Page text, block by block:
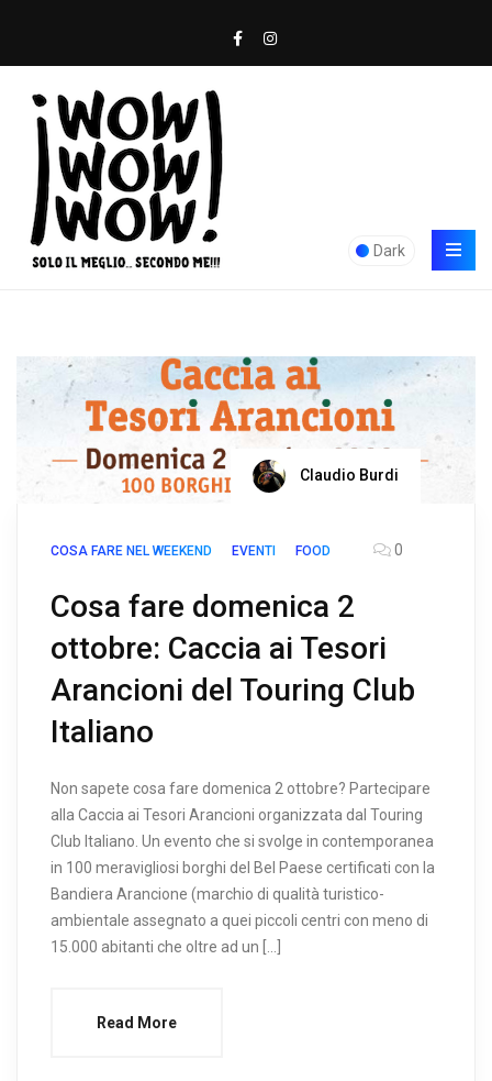
Dark
Claudio Burdi
COSA FARE NEL WEEKEND EVENTI FOOD 0
Cosa fare domenica 2
ottobre: Caccia ai Tesori
Arancioni del Touring Club
Italiano
Non sapete cosa fare domenica 2 ottobre? Partecipare
alla Caccia ai Tesori Arancioni organizzata dal Touring
Club Italiano. Un evento che si svolge in contemporanea
in 100 meravigliosi borghi del Bel Paese certificati con la
Bandiera Arancione (marchio di qualità turistico-
ambientale assegnato a quei piccoli centri con meno di
15.000 abitanti che oltre ad un […]
Read More